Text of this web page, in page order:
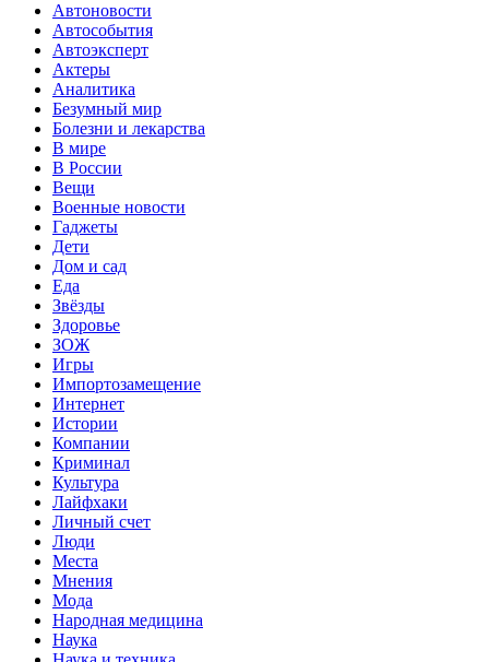
Автоновости
Автособытия
Автоэксперт
Актеры
Аналитика
Безумный мир
Болезни и лекарства
В мире
В России
Вещи
Военные новости
Гаджеты
Дети
Дом и сад
Еда
Звёзды
Здоровье
ЗОЖ
Игры
Импортозамещение
Интернет
Истории
Компании
Криминал
Культура
Лайфхаки
Личный счет
Люди
Места
Мнения
Мода
Народная медицина
Наука